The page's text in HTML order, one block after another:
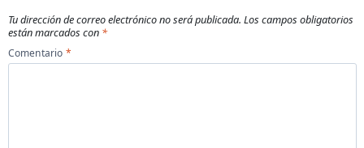
Tu dirección de correo electrónico no será publicada. Los campos obligatorios
están marcados con *
Comentario *